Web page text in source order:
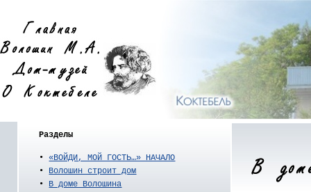
Разделы
•«ВОЙДИ, МОЙ ГОСТЬ…» НАЧАЛО
• Волошин строит дом
• В доме Волошина